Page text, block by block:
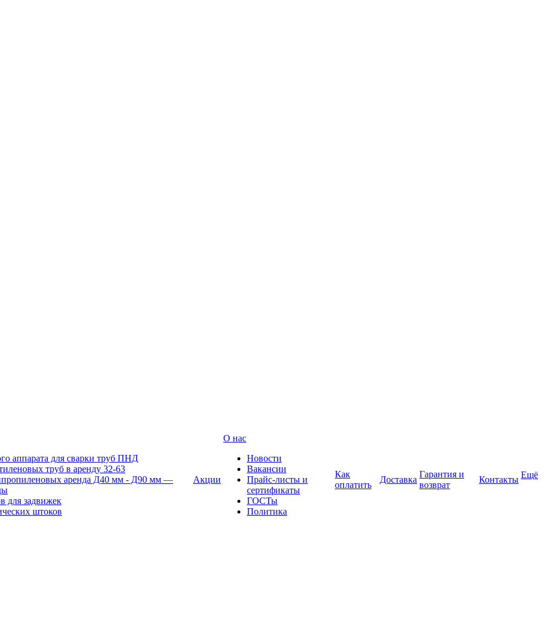
аппарата для сварки труб ПНД
труб в аренду 32-63
аренда Д40 мм - Д90 мм —
для задвижек
штоков
Акции
О нас
Новости
Вакансии
Прайс-листы и
сертификаты
ГОСТы
Политика
Как
оплатить
Доставка
Гарантия и
возврат
Контакты Ещё